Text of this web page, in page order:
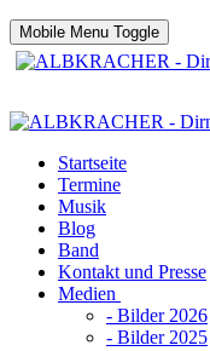
Mobile Menu Toggle
Startseite
Termine
Musik
Blog
Band
Kontakt und Presse
Medien
- Bilder 2026
- Bilder 2025